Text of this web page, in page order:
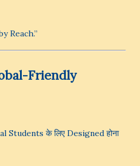
Reach.”
Friendly
के लिए Designed होना